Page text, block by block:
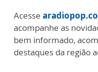
Acesse
acompanhe as
bem informado,
destaques da região